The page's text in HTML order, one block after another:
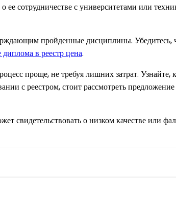
сотрудничестве с университетами или
пройденные дисциплины. Убедитесь,
диплома в реестр цена.
проще, не требуя лишних затрат. Узнайте,
с реестром, стоит рассмотреть
свидетельствовать о низком качестве или